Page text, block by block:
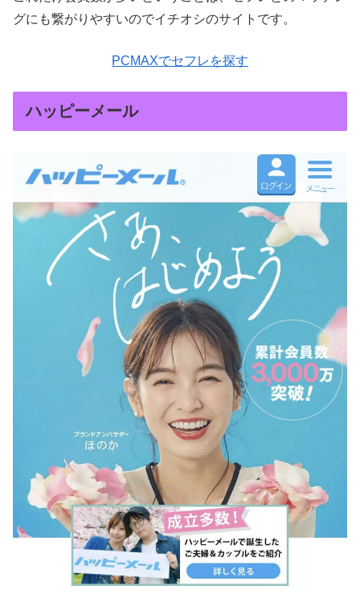
グにも繋がりやすいのでイチオシのサイトです。
PCMAXでセフレを探す
ハッピーメール